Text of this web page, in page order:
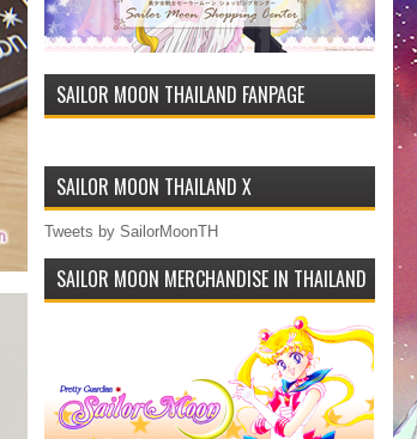
SAILOR MOON THAILAND FANPAGE
SAILOR MOON THAILAND X
Tweets by SailorMoonTH
SAILOR MOON MERCHANDISE IN THAILAND